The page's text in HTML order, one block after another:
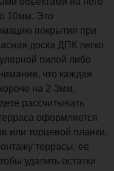
10мм. Это
покрытия при
доска ДПК легко
пилой либо
что каждая
на 2-3мм.
рассчитывать
оформляется
или торцевой планки.
террасы, ее
удалить остатки